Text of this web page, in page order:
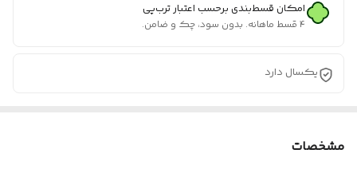
امکان قسط‌بندی برحسب اعتبار ترب‌پی
۴ قسط ماهانه. بدون سود، چک و ضامن.
یکسال دارد
مشخصات